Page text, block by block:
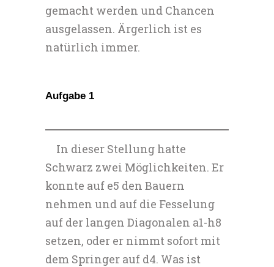
gemacht werden und Chancen
ausgelassen. Ärgerlich ist es
natürlich immer.
Aufgabe 1
In dieser Stellung hatte
Schwarz zwei Möglichkeiten. Er
konnte auf e5 den Bauern
nehmen und auf die Fesselung
auf der langen Diagonalen a1-h8
setzen, oder er nimmt sofort mit
dem Springer auf d4. Was ist